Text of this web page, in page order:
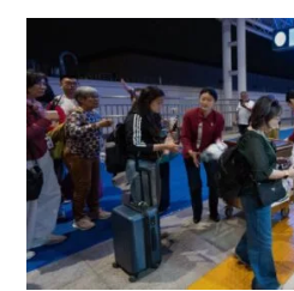
Gran
Escapada
2026:
qué
es,
cuándo
termina
y
cómo
encontrar
ofertas